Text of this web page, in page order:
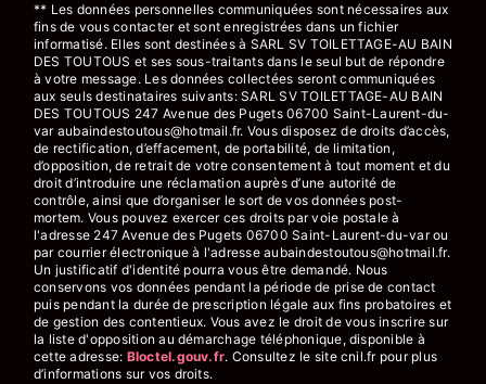
** Les données personnelles communiquées sont nécessaires aux
fins de vous contacter et sont enregistrées dans un fichier
informatisé. Elles sont destinées à SARL SV TOILETTAGE-AU BAIN
DES TOUTOUS et ses sous-traitants dans le seul but de répondre
à votre message. Les données collectées seront communiquées
aux seuls destinataires suivants: SARL SV TOILETTAGE-AU BAIN
DES TOUTOUS 247 Avenue des Pugets 06700 Saint-Laurent-du-
var aubaindestoutous@hotmail.fr. Vous disposez de droits d’accès,
de rectification, d’effacement, de portabilité, de limitation,
d’opposition, de retrait de votre consentement à tout moment et du
droit d’introduire une réclamation auprès d’une autorité de
contrôle, ainsi que d’organiser le sort de vos données post-
mortem. Vous pouvez exercer ces droits par voie postale à
l'adresse 247 Avenue des Pugets 06700 Saint-Laurent-du-var ou
par courrier électronique à l'adresse aubaindestoutous@hotmail.fr.
Un justificatif d'identité pourra vous être demandé. Nous
conservons vos données pendant la période de prise de contact
puis pendant la durée de prescription légale aux fins probatoires et
de gestion des contentieux. Vous avez le droit de vous inscrire sur
la liste d'opposition au démarchage téléphonique, disponible à
cette adresse: Bloctel.gouv.fr. Consultez le site cnil.fr pour plus
d’informations sur vos droits.